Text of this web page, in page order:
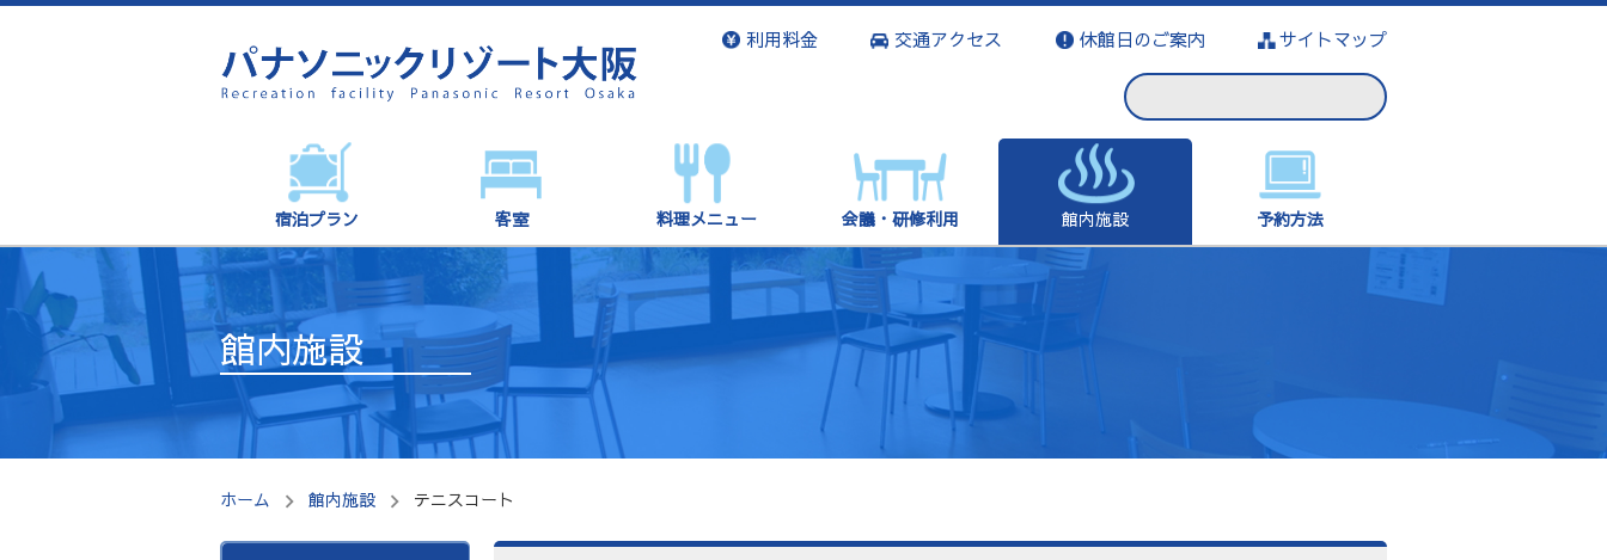
利用料金 交通アクセス 休館日のご案内 サイトマップ
宿泊プラン 客室 料理メニュー 会議・研修利用 館内施設 予約方法
館内施設
ホーム 館内施設 テニスコート